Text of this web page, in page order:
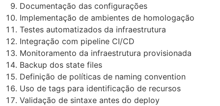
Documentação das configurações
Implementação de ambientes de homologação
Testes automatizados da infraestrutura
Integração com pipeline CI/CD
Monitoramento da infraestrutura provisionada
Backup dos state files
Definição de políticas de naming convention
Uso de tags para identificação de recursos
Validação de sintaxe antes do deploy